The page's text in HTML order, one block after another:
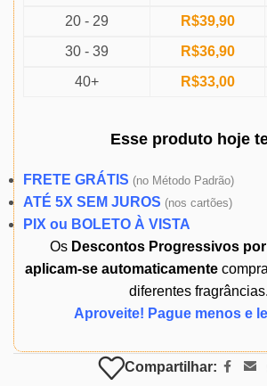
20 - 29
R$39,90
30 - 39
R$36,90
40+
R$33,00
Esse produto hoje
FRETE GRÁTIS (no Método Padrão)
ATÉ 5X SEM JUROS (nos cartões)
PIX ou BOLETO À VISTA
Os Descontos Progressivos
aplicam-se automaticamente
diferentes fragrâncias.
Aproveite! Pague menos e
Compartilhar: